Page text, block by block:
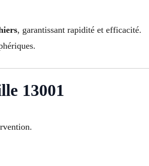
, garantissant rapidité et efficacité.
13001